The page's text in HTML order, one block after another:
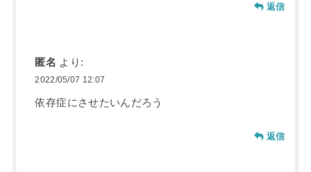
返信
匿名 より:
2022/05/07 12:07
依存症にさせたいんだろう
返信